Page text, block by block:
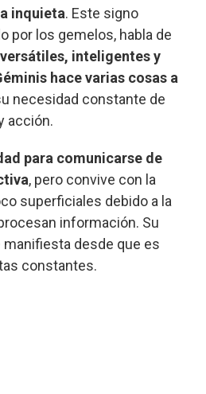
inquieta. Este signo
por los gemelos, habla de
inteligentes y
hace varias cosas a
necesidad constante de
acción.
para comunicarse de
, pero convive con la
superficiales debido a la
información. Su
desde que es
constantes.